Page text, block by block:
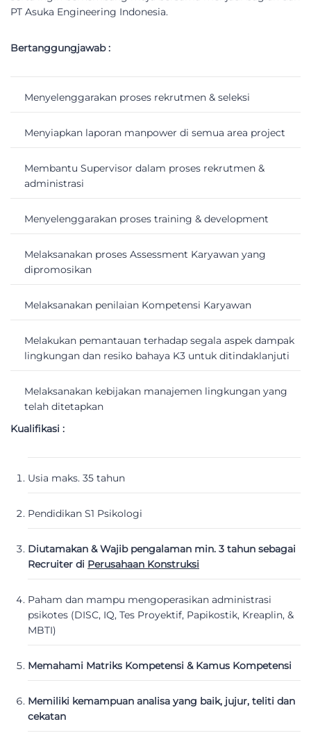
PT Asuka Engineering Indonesia.
Bertanggungjawab :
Menyelenggarakan proses rekrutmen & seleksi
Menyiapkan laporan manpower di semua area project
Membantu Supervisor dalam proses rekrutmen &
administrasi
Menyelenggarakan proses training & development
Melaksanakan proses Assessment Karyawan yang
dipromosikan
Melaksanakan penilaian Kompetensi Karyawan
Melakukan pemantauan terhadap segala aspek dampak
lingkungan dan resiko bahaya K3 untuk ditindaklanjuti
Melaksanakan kebijakan manajemen lingkungan yang
telah ditetapkan
Kualifikasi :
Usia maks. 35 tahun
Pendidikan S1 Psikologi
Diutamakan & Wajib pengalaman min. 3 tahun sebagai
Recruiter di Perusahaan Konstruksi
Paham dan mampu mengoperasikan administrasi
psikotes (DISC, IQ, Tes Proyektif, Papikostik, Kreaplin, &
MBTI)
Memahami Matriks Kompetensi & Kamus Kompetensi
Memiliki kemampuan analisa yang baik, jujur, teliti dan
cekatan